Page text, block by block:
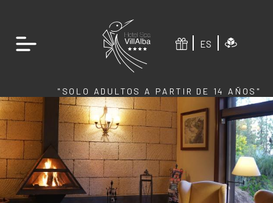
ES
"SOLO ADULTOS A PARTIR DE 14 AÑOS"